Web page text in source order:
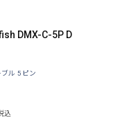
DMX-C-5P D
ル 5ピン
込